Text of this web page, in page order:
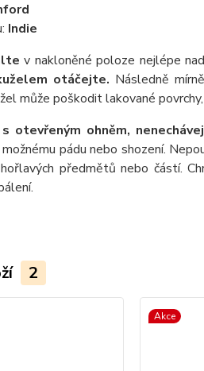
Indie
v nakloněné poloze nejlépe
otáčejte. Následně mírně
může poškodit lakované
otevřeným ohněm,
pádu nebo shození.
předmětů nebo částí.
2
Akce